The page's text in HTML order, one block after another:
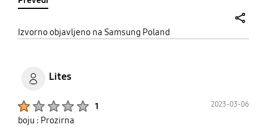
Izvorno objavljeno na Samsung Poland
Lites
1 2023-03-06
boju : Prozirna